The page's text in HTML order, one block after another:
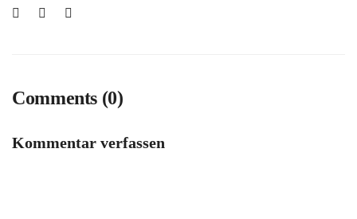
Comments (0)
Kommentar verfassen